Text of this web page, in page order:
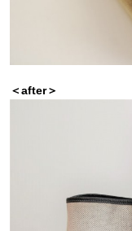
＜after＞